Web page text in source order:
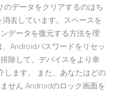
データをクリアするのはち
去しています。スペースを
データを復元する方法を理
Androidパスワードをリセッ
除して、デバイスをより幸
します。 また、あなたはどの
せん Androidのロック画面を